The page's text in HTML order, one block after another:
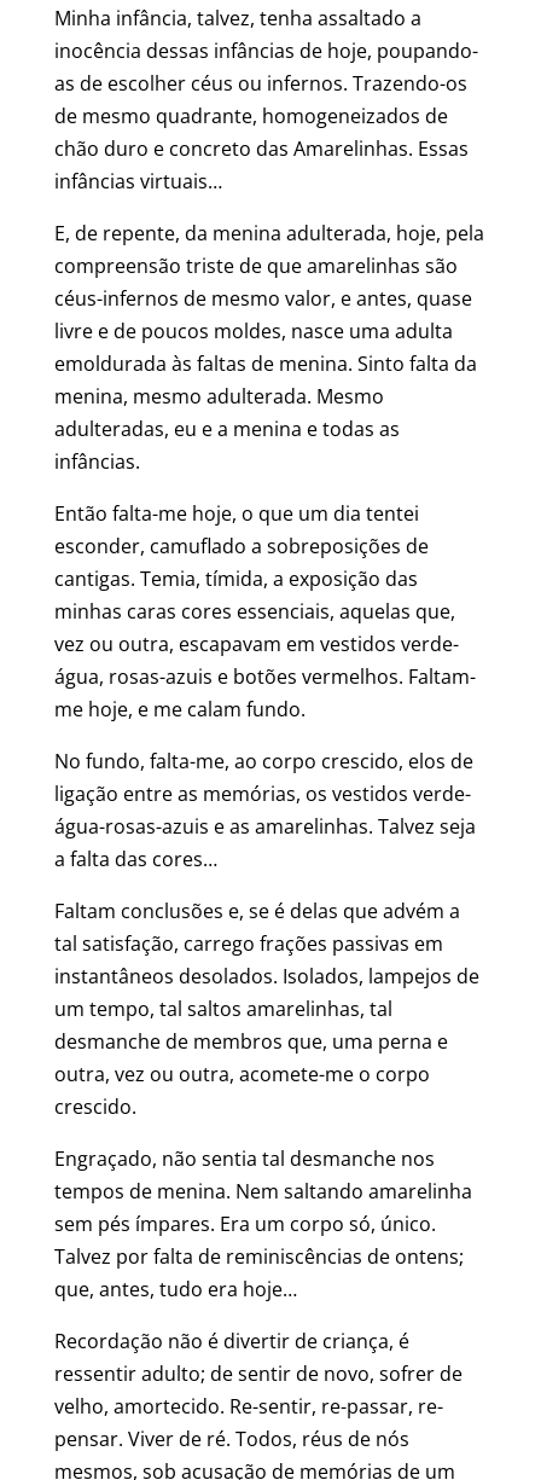
Minha infância, talvez, tenha assaltado a
inocência dessas infâncias de hoje, poupando-
as de escolher céus ou infernos. Trazendo-os
de mesmo quadrante, homogeneizados de
chão duro e concreto das Amarelinhas. Essas
infâncias virtuais…
E, de repente, da menina adulterada, hoje, pela
compreensão triste de que amarelinhas são
céus-infernos de mesmo valor, e antes, quase
livre e de poucos moldes, nasce uma adulta
emoldurada às faltas de menina. Sinto falta da
menina, mesmo adulterada. Mesmo
adulteradas, eu e a menina e todas as
infâncias.
Então falta-me hoje, o que um dia tentei
esconder, camuflado a sobreposições de
cantigas. Temia, tímida, a exposição das
minhas caras cores essenciais, aquelas que,
vez ou outra, escapavam em vestidos verde-
água, rosas-azuis e botões vermelhos. Faltam-
me hoje, e me calam fundo.
No fundo, falta-me, ao corpo crescido, elos de
ligação entre as memórias, os vestidos verde-
água-rosas-azuis e as amarelinhas. Talvez seja
a falta das cores…
Faltam conclusões e, se é delas que advém a
tal satisfação, carrego frações passivas em
instantâneos desolados. Isolados, lampejos de
um tempo, tal saltos amarelinhas, tal
desmanche de membros que, uma perna e
outra, vez ou outra, acomete-me o corpo
crescido.
Engraçado, não sentia tal desmanche nos
tempos de menina. Nem saltando amarelinha
sem pés ímpares. Era um corpo só, único.
Talvez por falta de reminiscências de ontens;
que, antes, tudo era hoje…
Recordação não é divertir de criança, é
ressentir adulto; de sentir de novo, sofrer de
velho, amortecido. Re-sentir, re-passar, re-
pensar. Viver de ré. Todos, réus de nós
mesmos, sob acusação de memórias de um